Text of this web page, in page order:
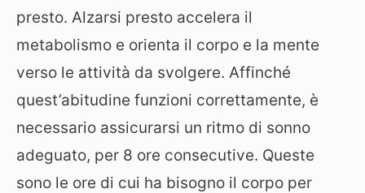
presto. Alzarsi presto accelera il
metabolismo e orienta il corpo e la mente
verso le attività da svolgere. Affinché
quest’abitudine funzioni correttamente, è
necessario assicurarsi un ritmo di sonno
adeguato, per 8 ore consecutive. Queste
sono le ore di cui ha bisogno il corpo per